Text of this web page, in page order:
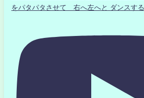
をパタパタさせて 右へ左へと ダンスする